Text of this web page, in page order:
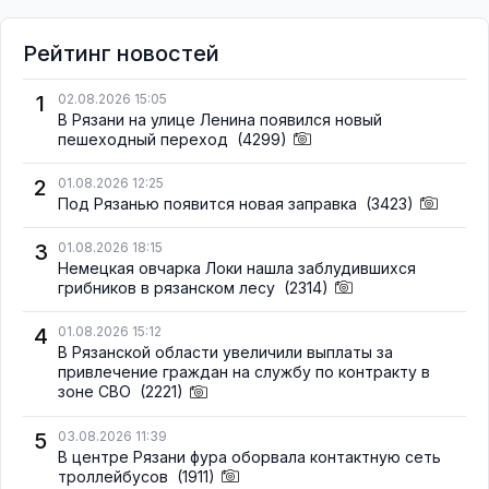
Рейтинг новостей
1
02.08.2026 15:05
В Рязани на улице Ленина появился новый
пешеходный переход (4299)
2 01.08.2026 12:25
Под Рязанью появится новая заправка (3423)
3 01.08.2026 18:15
Немецкая овчарка Локи нашла заблудившихся
грибников в рязанском лесу (2314)
4 01.08.2026 15:12
В Рязанской области увеличили выплаты за
привлечение граждан на службу по контракту в
зоне СВО (2221)
5 03.08.2026 11:39
В центре Рязани фура оборвала контактную сеть
троллейбусов (1911)